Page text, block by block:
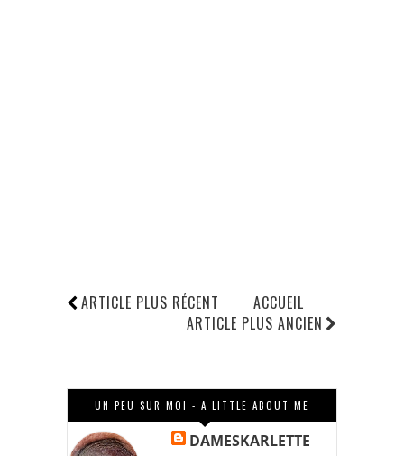
ARTICLE PLUS RÉCENT
ARTICLE PLUS ANCIEN
ACCUEIL
UN PEU SUR MOI - A LITTLE ABOUT ME
DAMESKARLETTE